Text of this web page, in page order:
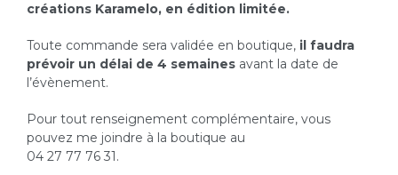
créations Karamelo, en édition limitée.
Toute commande sera validée en boutique, il faudra
prévoir un délai de 4 semaines avant la date de
l’évènement.
Pour tout renseignement complémentaire, vous
pouvez me joindre à la boutique au
04 27 77 76 31.